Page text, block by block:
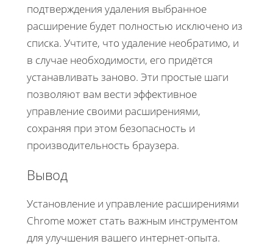
подтверждения удаления выбранное
расширение будет полностью исключено из
списка. Учтите, что удаление необратимо, и
в случае необходимости, его придётся
устанавливать заново. Эти простые шаги
позволяют вам вести эффективное
управление своими расширениями,
сохраняя при этом безопасность и
производительность браузера.
Вывод
Установление и управление расширениями
Chrome может стать важным инструментом
для улучшения вашего интернет-опыта.